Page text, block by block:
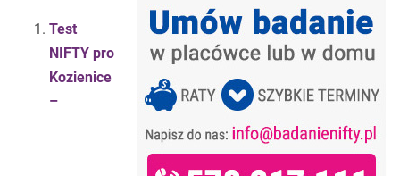
Test
NIFTY pro
Kozienice
–